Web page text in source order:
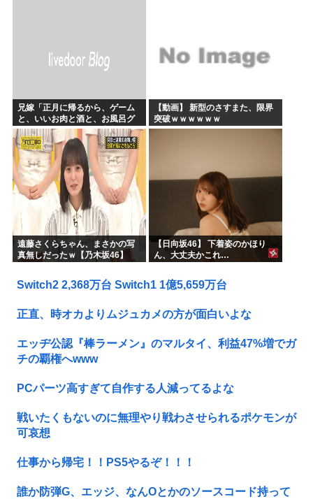
兄嫁「正月に帰るから、ゲーム
と、いいお肉と酒と、お風呂グ
ッズの準備しとけよ」寝起きの
私「知るかボケ」兄嫁「キィィ
ィィー！！！！」私「あ…」
【動画】 新型のさすまた、限界
突破ｗｗｗｗｗｗ
遠藤さくらちゃん、まさかの写
真無しだったｗ【乃木坂46】
【日向坂46】 下着姿のかほり
ん、大丈夫かこれ…
Switch2 2,368万台 Switch1 1億5,659万台
正直、時オカよりムジュカメの方が面白いよな
エッヂ公認『棒ラーメン』のマルタイ、利益47%増でガ
チの覇権へwww
PCパーツ高すぎて自作する人減ってるよな
戦いたくもないのに無理やり戦わさせられるポケモンが
可哀想
仕事から帰宅！！PS5やるぞ！！！
誰か防弾G、エッジ、なんOとかのソースコード持って